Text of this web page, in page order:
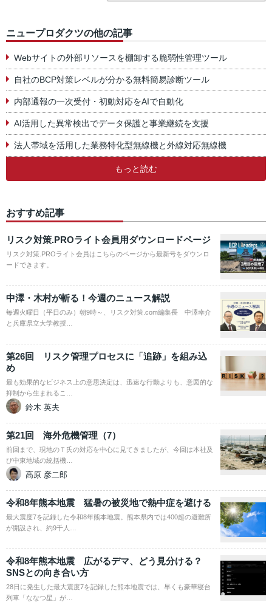
ニュープロダクツの他の記事
Webサイトの外部リソースを棚卸する脆弱性管理ツール
自社のBCP対策レベルが分かる無料簡易診断ツール
内部通報の一次受付・初動対応をAIで自動化
AI活用した異常検出でデータ保護と事業継続を支援
法人帯域を活用した業務特化型無線機と外線対応無線機
もっと読む
おすすめ記事
リスク対策.PROライト会員用ダウンロードページ
リスク対策.PROライト会員はこちらのページから最新号をダウンロ
ードできます。
中澤・木村が斬る！今週のニュース解説
毎週火曜日（平日のみ）朝9時～、リスク対策.com編集長 中澤幸介
と兵庫県立大学教授…
第26回 リスク管理プロセスに「追跡」を組み込
め
最も効果的なビジネス上の意思決定は、迅速な行動よりも、意図的な
抑制から生まれるこ…
鈴木 英夫
第21回 海外危機管理（7）
前回まで、現地のＴ氏の対応を中心に見てきましたが、今回は本社及
び中東地域の統括機…
高原 彦二郎
令和8年熊本地震 猛暑の被災地で熱中症を避ける
最大震度7を記録した令和8年熊本地震。熊本県内では400超の避難所
が開設され、約9千人…
令和8年熊本地震 広がるデマ、どう見分ける？
SNSとの向き合い方
28日に発生した最大震度7を記録した熊本地震では、早くも豪華寝台
列車「ななつ星」が…